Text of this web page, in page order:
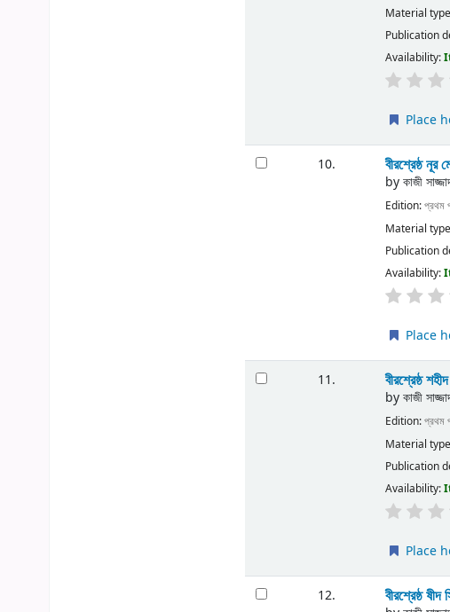
Material
Publication
Availability:
Place
10. বীরশ্রেষ্ঠ নূর
byকাজী
Edition:প্রথম
Material
Publication
Availability:
Place
11. বীরশ্রেষ্ঠ
byকাজী
Edition:প্রথম
Material
Publication
Availability:
Place
12. বীরশ্রেষ্ঠ